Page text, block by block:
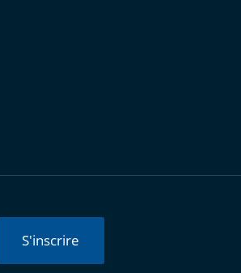
S'inscrire